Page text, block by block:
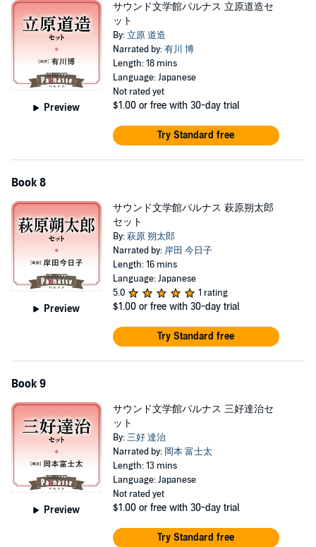
Preview
サウンド文学館パルナス 立原道造セ
ット
By: 立原 道造
Narrated by:有川 博
Length: 18 mins
Language: Japanese
Not rated yet
$1.00 or free with 30-day trial
Try Standard free
Book 8
Preview
サウンド文学館パルナス 萩原朔太郎
セット
By:萩原 朔太郎
Narrated by: 岸田 今日子
Length: 16 mins
Language: Japanese
5.0
1 rating
$1.00 or free with 30-day trial
Try Standard free
Book 9
Preview
サウンド文学館パルナス 三好達治セ
ット
By:三好 達治
Narrated by: 岡本 富士太
Length: 13 mins
Language: Japanese
Not rated yet
$1.00 or free with 30-day trial
Try Standard free